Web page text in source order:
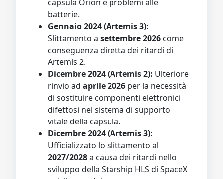
capsula Orion e problemi alle
batterie.
Gennaio 2024 (Artemis 3):
Slittamento a settembre 2026 come
conseguenza diretta dei ritardi di
Artemis 2.
Dicembre 2024 (Artemis 2): Ulteriore
rinvio ad aprile 2026 per la necessità
di sostituire componenti elettronici
difettosi nel sistema di supporto
vitale della capsula.
Dicembre 2024 (Artemis 3):
Ufficializzato lo slittamento al
2027/2028a causa dei ritardi nello
sviluppo della Starship HLS di SpaceX